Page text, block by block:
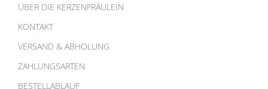
ÜBER DIE KERZENFRÄULEIN
KONTAKT
VERSAND & ABHOLUNG
ZAHLUNGSARTEN
BESTELLABLAUF